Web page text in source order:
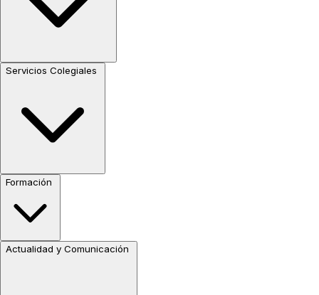
Servicios Colegiales
Formación
Actualidad y Comunicación